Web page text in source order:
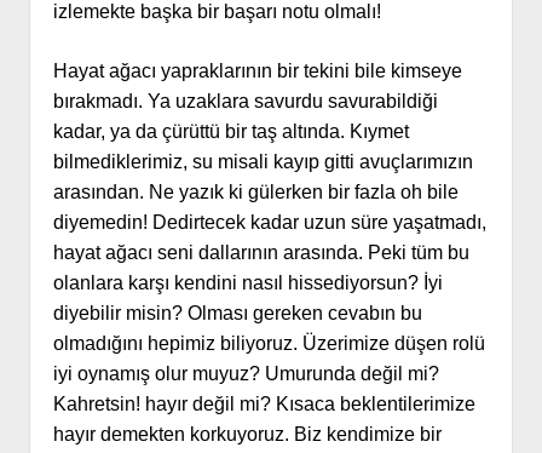
izlemekte başka bir başarı notu olmalı!
Hayat ağacı yapraklarının bir tekini bile kimseye
bırakmadı. Ya uzaklara savurdu savurabildiği
kadar, ya da çürüttü bir taş altında. Kıymet
bilmediklerimiz, su misali kayıp gitti avuçlarımızın
arasından. Ne yazık ki gülerken bir fazla oh bile
diyemedin! Dedirtecek kadar uzun süre yaşatmadı,
hayat ağacı seni dallarının arasında. Peki tüm bu
olanlara karşı kendini nasıl hissediyorsun? İyi
diyebilir misin? Olması gereken cevabın bu
olmadığını hepimiz biliyoruz. Üzerimize düşen rolü
iyi oynamış olur muyuz? Umurunda değil mi?
Kahretsin! hayır değil mi? Kısaca beklentilerimize
hayır demekten korkuyoruz. Biz kendimize bir